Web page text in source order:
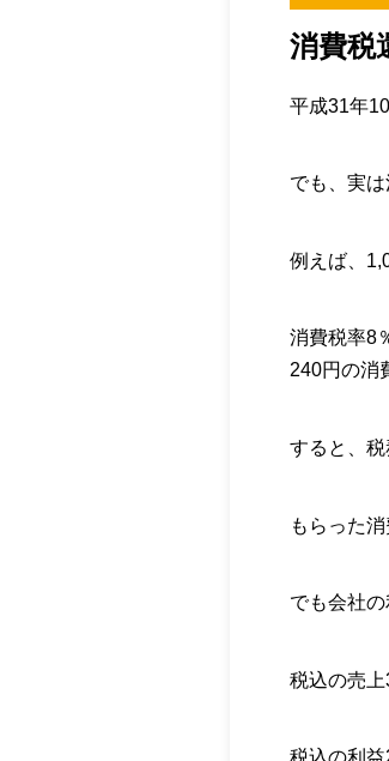
消費税
平成31年
でも、実
例えば、
消費税率8
240円の消
すると、税
もらった
でも会社の
税込の売